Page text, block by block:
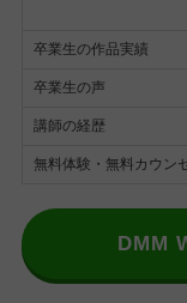
卒業生の作品実績
卒業生の声
講師の経歴
無料体験・無料カウン
DMM